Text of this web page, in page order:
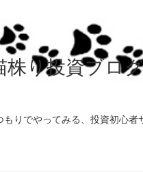
株り投資ブロ
もりでやってみる、投資初心